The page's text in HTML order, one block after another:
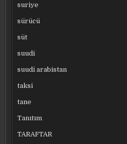
suriye
sürücü
süt
suudi
suudi arabistan
taksi
tane
Tanıtım
TARAFTAR